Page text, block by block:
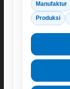
Manufaktur
Produksi